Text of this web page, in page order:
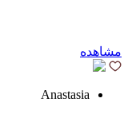
مشاهده
Anastasia